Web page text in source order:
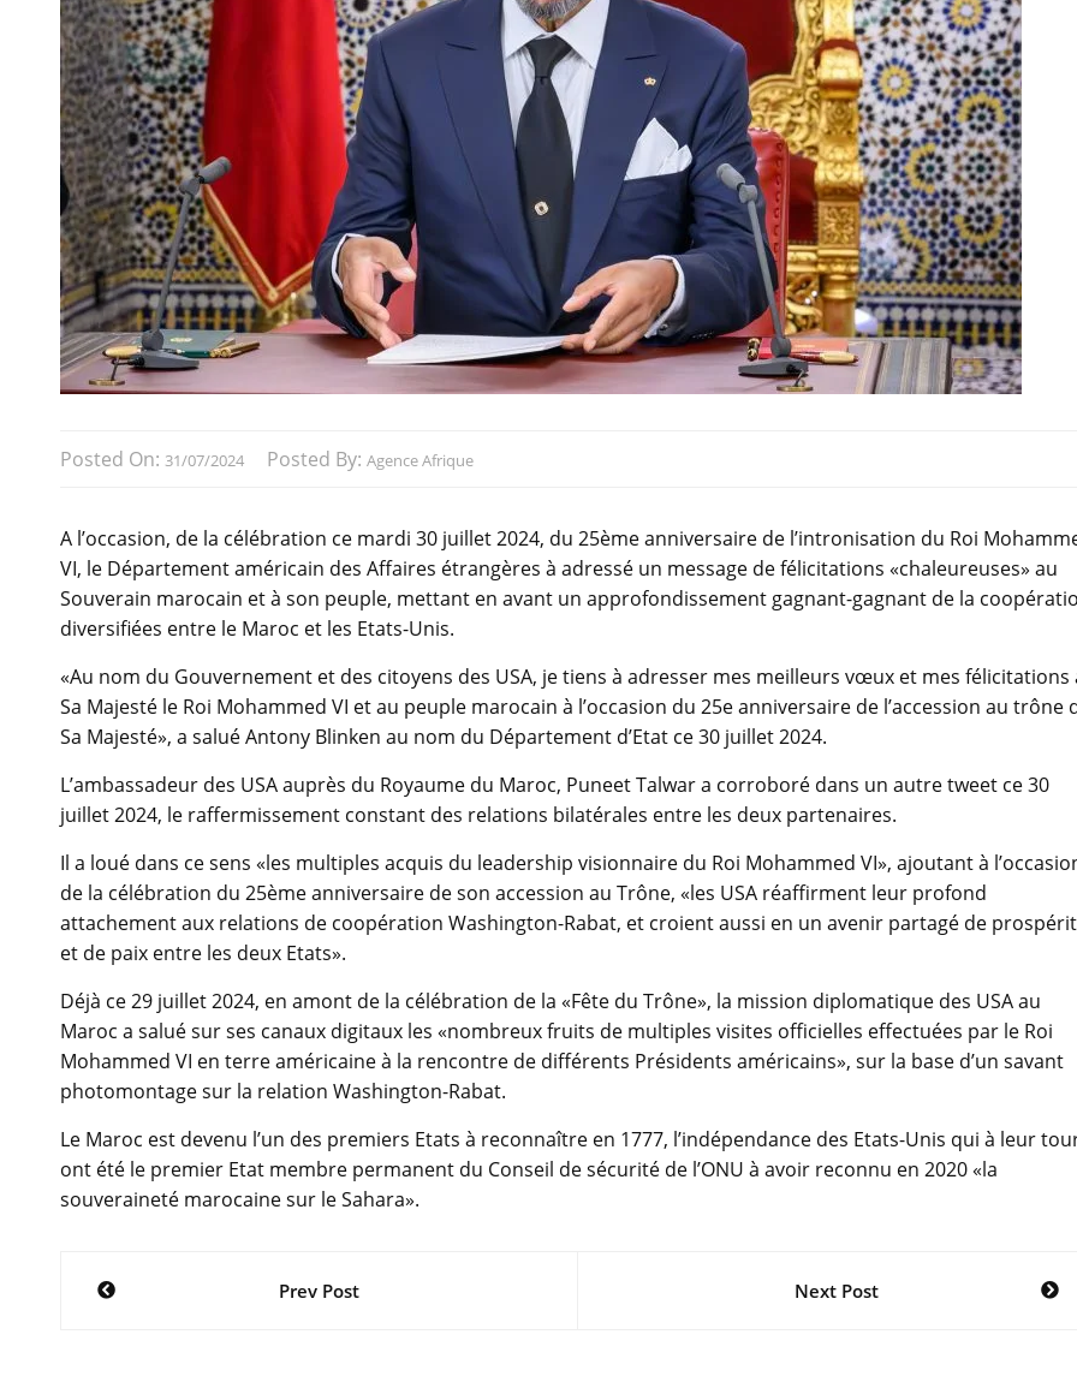
Posted On: 31/07/2024 Posted By: Agence Afrique
A l’occasion, de la célébration ce mardi 30 juillet 2024, du 25ème anniversaire de l’intronisation du Roi
VI, le Département américain des Affaires étrangères à adressé un message de félicitations «chaleureuses» au
Souverain marocain et à son peuple, mettant en avant un approfondissement gagnant-gagnant de la
diversifiées entre le Maroc et les Etats-Unis.
«Au nom du Gouvernement et des citoyens des USA, je tiens à adresser mes meilleurs vœux et mes félicitations
Sa Majesté le Roi Mohammed VI et au peuple marocain à l’occasion du 25e anniversaire de l’accession au trône
Sa Majesté», a salué Antony Blinken au nom du Département d’Etat ce 30 juillet 2024.
L’ambassadeur des USA auprès du Royaume du Maroc, Puneet Talwar a corroboré dans un autre tweet ce 30
juillet 2024, le raffermissement constant des relations bilatérales entre les deux partenaires.
Il a loué dans ce sens «les multiples acquis du leadership visionnaire du Roi Mohammed VI», ajoutant à
de la célébration du 25ème anniversaire de son accession au Trône, «les USA réaffirment leur profond
attachement aux relations de coopération Washington-Rabat, et croient aussi en un avenir partagé de
et de paix entre les deux Etats».
Déjà ce 29 juillet 2024, en amont de la célébration de la «Fête du Trône», la mission diplomatique des USA au
Maroc a salué sur ses canaux digitaux les «nombreux fruits de multiples visites officielles effectuées par le Roi
Mohammed VI en terre américaine à la rencontre de différents Présidents américains», sur la base d’un savant
photomontage sur la relation Washington-Rabat.
Le Maroc est devenu l’un des premiers Etats à reconnaître en 1777, l’indépendance des Etats-Unis qui à leur
ont été le premier Etat membre permanent du Conseil de sécurité de l’ONU à avoir reconnu en 2020 «la
souveraineté marocaine sur le Sahara».
NavigationPrev Post Next Post